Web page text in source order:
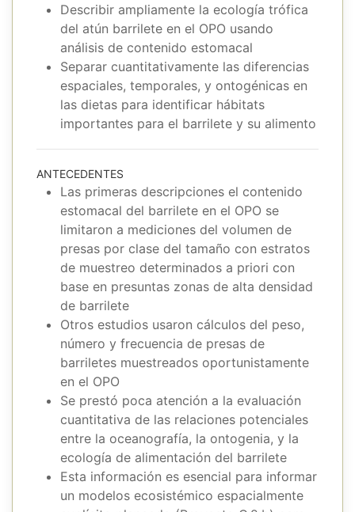
Describir ampliamente la ecología trófica
del atún barrilete en el OPO usando
análisis de contenido estomacal
Separar cuantitativamente las diferencias
espaciales, temporales, y ontogénicas en
las dietas para identificar hábitats
importantes para el barrilete y su alimento
ANTECEDENTES
Las primeras descripciones el contenido
estomacal del barrilete en el OPO se
limitaron a mediciones del volumen de
presas por clase del tamaño con estratos
de muestreo determinados a priori con
base en presuntas zonas de alta densidad
de barrilete
Otros estudios usaron cálculos del peso,
número y frecuencia de presas de
barriletes muestreados oportunistamente
en el OPO
Se prestó poca atención a la evaluación
cuantitativa de las relaciones potenciales
entre la oceanografía, la ontogenia, y la
ecología de alimentación del barrilete
Esta información es esencial para informar
un modelos ecosistémico espacialmente